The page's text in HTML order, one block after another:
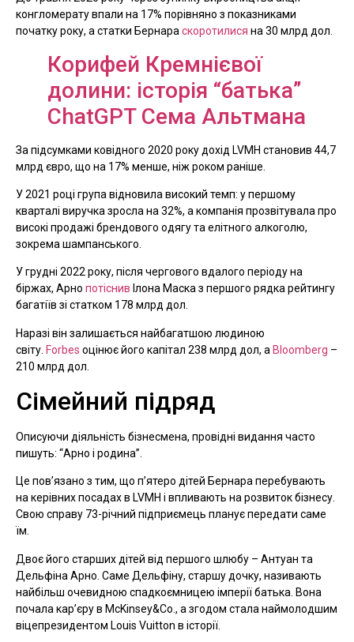
конгломерату впали на 17% порівняно з показниками
початку року, а статки Бернара скоротилися на 30 млрд дол.
Корифей Кремнієвої
долини: історія “батька”
ChatGPT Сема Альтмана
За підсумками ковідного 2020 року дохід LVMH становив 44,7
млрд євро, що на 17% менше, ніж роком раніше.
У 2021 році група відновила високий темп: у першому
кварталі виручка зросла на 32%, а компанія прозвітувала про
високі продажі брендового одягу та елітного алкоголю,
зокрема шампанського.
У грудні 2022 року, після чергового вдалого періоду на
біржах, Арно потіснив Ілона Маска з першого рядка рейтингу
багатіїв зі статком 178 млрд дол.
Наразі він залишається найбагатшою людиною
світу. Forbes оцінює його капітал 238 млрд дол, а Bloomberg –
210 млрд дол.
Сімейний підряд
Описуючи діяльність бізнесмена, провідні видання часто
пишуть: “Арно і родина”.
Це пов’язано з тим, що п’ятеро дітей Бернара перебувають
на керівних посадах в LVMH і впливають на розвиток бізнесу.
Свою справу 73-річний підприємець планує передати саме
їм.
Двоє його старших дітей від першого шлюбу – Антуан та
Дельфіна Арно. Саме Дельфіну, старшу дочку, називають
найбільш очевидною спадкоємницею імперії батька. Вона
почала кар’єру в McKinsey&Co., а згодом стала наймолодшим
віцепрезидентом Louis Vuitton в історії.